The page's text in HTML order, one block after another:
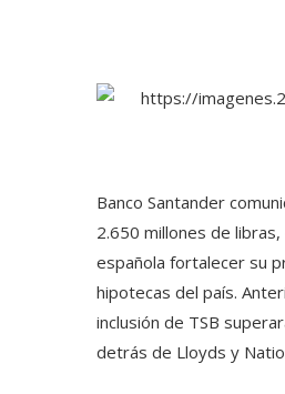
Banco Santander
2.650 millones de
española fortalecer su
hipotecas del país.
inclusión de TSB
detrás de Lloyds y